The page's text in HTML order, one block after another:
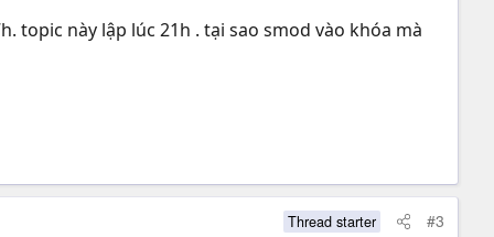
này lập lúc 21h . tại sao smod vào khóa mà
Thread starter #3